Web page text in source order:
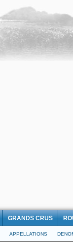
GRANDS CRUS
APPELLATIONS